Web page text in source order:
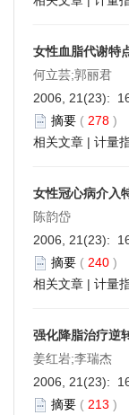
女性血脂代谢特
何立芸;郭丽君
2006, 21(23):
摘要 ( 278 )
相关文章 | 计量
女性冠心病介入
陈韵岱
2006, 21(23):
摘要 ( 240 )
相关文章 | 计量
强化降脂治疗逆
姜红岩;李瑞杰
2006, 21(23):
摘要 ( 213 )